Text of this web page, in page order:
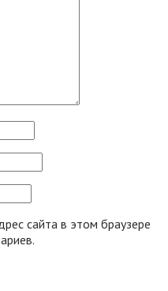
сайта в этом браузере